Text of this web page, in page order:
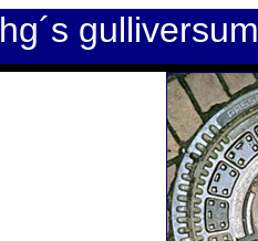
hg´s gulliversum